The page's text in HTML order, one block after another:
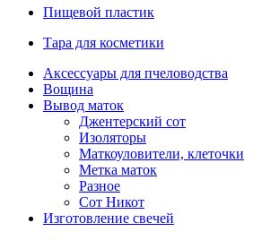
Пищевой пластик
Тара для косметики
Аксессуары для пчеловодства
Вощина
Вывод маток
Джентерский сот
Изоляторы
Маткоуловители, клеточки
Метка маток
Разное
Сот Никот
Изготовление свечей